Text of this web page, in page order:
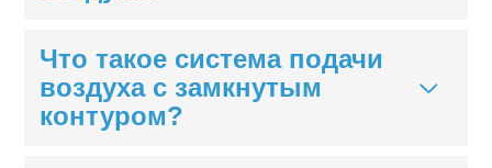
Что такое система подачи
воздуха с замкнутым
контуром?